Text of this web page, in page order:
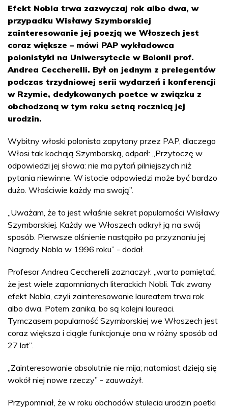
Efekt Nobla trwa zazwyczaj rok albo dwa, w
przypadku Wisławy Szymborskiej
zainteresowanie jej poezją we Włoszech jest
coraz większe – mówi PAP wykładowca
polonistyki na Uniwersytecie w Bolonii prof.
Andrea Ceccherelli. Był on jednym z prelegentów
podczas trzydniowej serii wydarzeń i konferencji
w Rzymie, dedykowanych poetce w związku z
obchodzoną w tym roku setną rocznicą jej
urodzin.
Wybitny włoski polonista zapytany przez PAP, dlaczego
Włosi tak kochają Szymborską, odparł: „Przytoczę w
odpowiedzi jej słowa: nie ma pytań pilniejszych niż
pytania niewinne. W istocie odpowiedzi może być bardzo
dużo. Właściwie każdy ma swoją”.
„Uważam, że to jest właśnie sekret popularności Wisławy
Szymborskiej. Każdy we Włoszech odkrył ją na swój
sposób. Pierwsze olśnienie nastąpiło po przyznaniu jej
Nagrody Nobla w 1996 roku” - dodał.
Profesor Andrea Ceccherelli zaznaczył: „warto pamiętać,
że jest wiele zapomnianych literackich Nobli. Tak zwany
efekt Nobla, czyli zainteresowanie laureatem trwa rok
albo dwa. Potem zanika, bo są kolejni laureaci.
Tymczasem popularność Szymborskiej we Włoszech jest
coraz większa i ciągle funkcjonuje ona w różny sposób od
27 lat”.
„Zainteresowanie absolutnie nie mija; natomiast dzieją się
wokół niej nowe rzeczy” - zauważył.
Przypomniał, że w roku obchodów stulecia urodzin poetki